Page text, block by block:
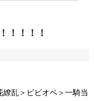
の思い出ｗｗｗ
！！！！
繚乱＞ビビオペ＞一騎当